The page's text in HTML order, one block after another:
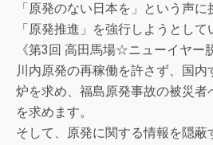
「原発のない日本を」という声
「原発推進」を強行しようとして
《第3回 高田馬場☆ニューイヤー
川内原発の再稼働を許さず、国
炉を求め、福島原発事故の被災者
を求めます。
そして、原発に関する情報を隠蔽